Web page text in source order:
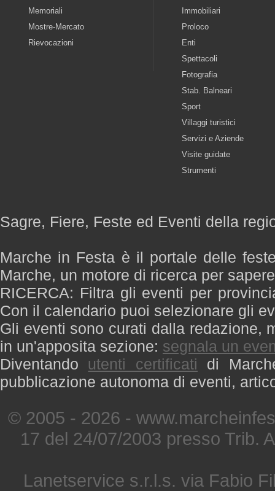
Memoriali
Mostre-Mercato
Rievocazioni
Immobiliari
Proloco
Enti
Spettacoli
Fotografia
Stab. Balneari
Sport
Villaggi turistici
Servizi e Aziende
Visite guidate
Strumenti
Sagre, Fiere, Feste ed Eventi della
Marche in Festa è il portale delle
Marche, un motore di ricerca per
RICERCA: Filtra gli eventi per
Con il calendario puoi selezionare gli
Gli eventi sono curati dalla redazione,
in un'apposita sezione: segnala un
Diventando utenti certificati di
pubblicazione autonoma di eventi,
© 2005 - 2026 -
17 del 24/07/2003 presso Trib.
Lanetservice s.r.l.s. via Fabio